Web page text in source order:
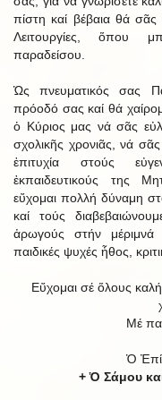
πίστη καί βέβαια θά σᾶς
Λειτουργίες, ὅπου
παραδείσου.
Ὡς πνευματικός σας
πρόοδό σας καί θά
ὁ Κύριος μας νά σᾶς
σχολικῆς χρονιᾶς, νά σᾶς
ἐπιτυχία στούς
ἐκπαιδευτικούς της
εὔχομαι πολλή δύναμη
καί τούς
ἀρωγούς στήν μέριμνά
παιδικές ψυχές ἦθος,
Εὔχομαι σέ ὅλους
Μέ
Ὁ
+ Ὁ Σάμου